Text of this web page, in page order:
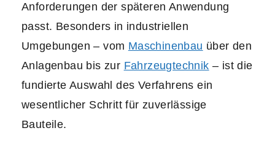
Anforderungen der späteren Anwendung
passt. Besonders in industriellen
Umgebungen – vom Maschinenbau über den
Anlagenbau bis zur Fahrzeugtechnik – ist die
fundierte Auswahl des Verfahrens ein
wesentlicher Schritt für zuverlässige
Bauteile.